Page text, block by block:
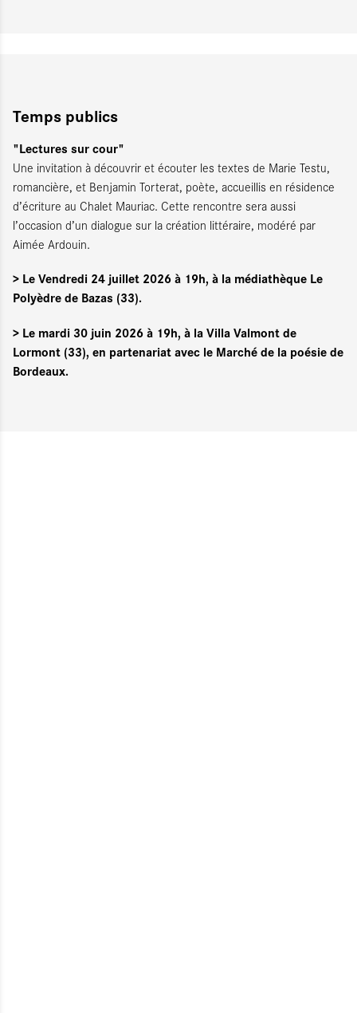
Temps publics
"Lectures sur cour"
Une invitation à découvrir et écouter les textes de Marie Testu,
romancière, et Benjamin Torterat, poète, accueillis en résidence
d’écriture au Chalet Mauriac. Cette rencontre sera aussi
l’occasion d’un dialogue sur la création littéraire, modéré par
Aimée Ardouin.
> Le Vendredi 24 juillet 2026 à 19h, à la médiathèque Le
Polyèdre de Bazas (33).
> Le mardi 30 juin 2026 à 19h, à la Villa Valmont de
Lormont (33), en partenariat avec le Marché de la poésie de
Bordeaux.